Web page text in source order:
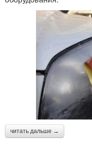
читать дальше →